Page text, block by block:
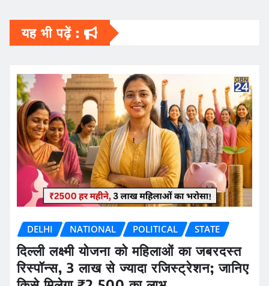
यह भी पढ़ें :
DELHI NATIONAL POLITICAL STATE
दिल्ली लक्ष्मी योजना को महिलाओं का जबरदस्त
रिस्पॉन्स, 3 लाख से ज्यादा रजिस्ट्रेशन; जानिए